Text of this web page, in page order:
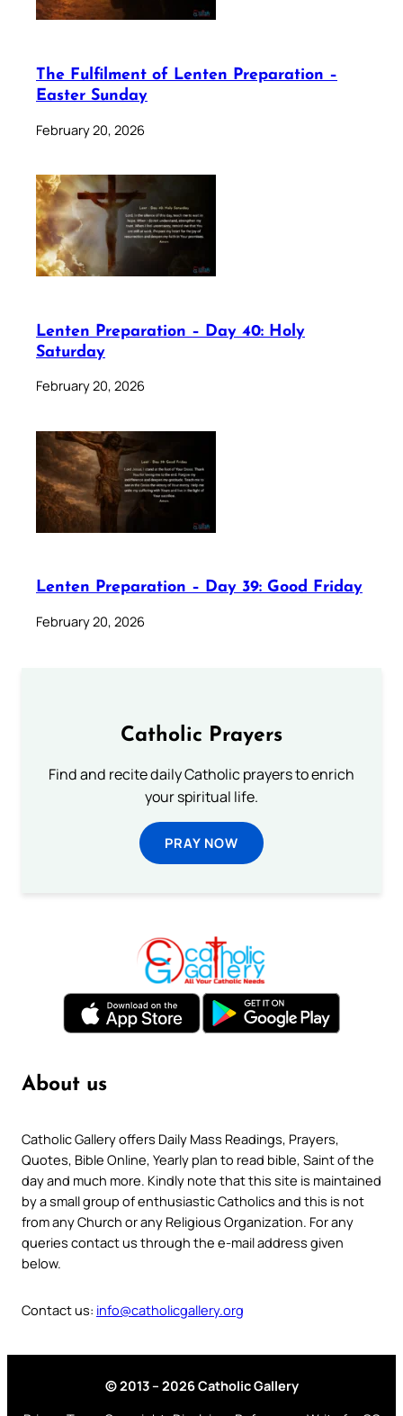
The Fulfilment of Lenten Preparation –
Easter Sunday
February 20, 2026
Lenten Preparation – Day 40: Holy
Saturday
February 20, 2026
Lenten Preparation – Day 39: Good Friday
February 20, 2026
Catholic Prayers
Find and recite daily Catholic prayers to enrich
your spiritual life.
PRAY NOW
About us
Catholic Gallery offers Daily Mass Readings, Prayers,
Quotes, Bible Online, Yearly plan to read bible, Saint of the
day and much more. Kindly note that this site is maintained
by a small group of enthusiastic Catholics and this is not
from any Church or any Religious Organization. For any
queries contact us through the e-mail address given
below.
Contact us: info@catholicgallery.org
© 2013 – 2026 Catholic Gallery